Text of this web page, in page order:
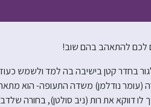
לכם להתאהב בהם שוב!
בחדר קטן בישיבה בה למד ולשמש
(עומר נודלמן) משדה התעופה- הוא
דווקא את רות (ניב סולטן), בחורה